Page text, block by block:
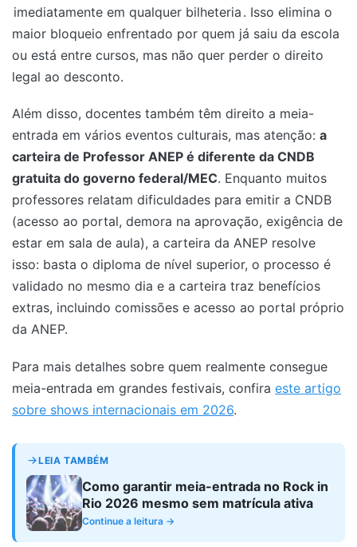
imediatamente em qualquer bilheteria . Isso elimina o
maior bloqueio enfrentado por quem já saiu da escola
ou está entre cursos, mas não quer perder o direito
legal ao desconto.
Além disso, docentes também têm direito a meia-
entrada em vários eventos culturais, mas atenção: a
carteira de Professor ANEP é diferente da CNDB
gratuita do governo federal/MEC. Enquanto muitos
professores relatam dificuldades para emitir a CNDB
(acesso ao portal, demora na aprovação, exigência de
estar em sala de aula), a carteira da ANEP resolve
isso: basta o diploma de nível superior, o processo é
validado no mesmo dia e a carteira traz benefícios
extras, incluindo comissões e acesso ao portal próprio
da ANEP.
Para mais detalhes sobre quem realmente consegue
meia-entrada em grandes festivais, confira este artigo
sobre shows internacionais em 2026.
LEIA TAMBÉM
Como garantir meia-entrada no Rock in
Rio 2026 mesmo sem matrícula ativa
Continue a leitura →